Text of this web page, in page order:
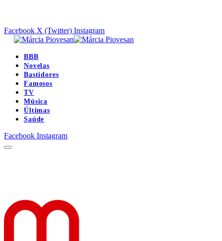
Facebook X (Twitter) Instagram
BBB
Novelas
Bastidores
Famosos
TV
Música
Últimas
Saúde
Facebook Instagram